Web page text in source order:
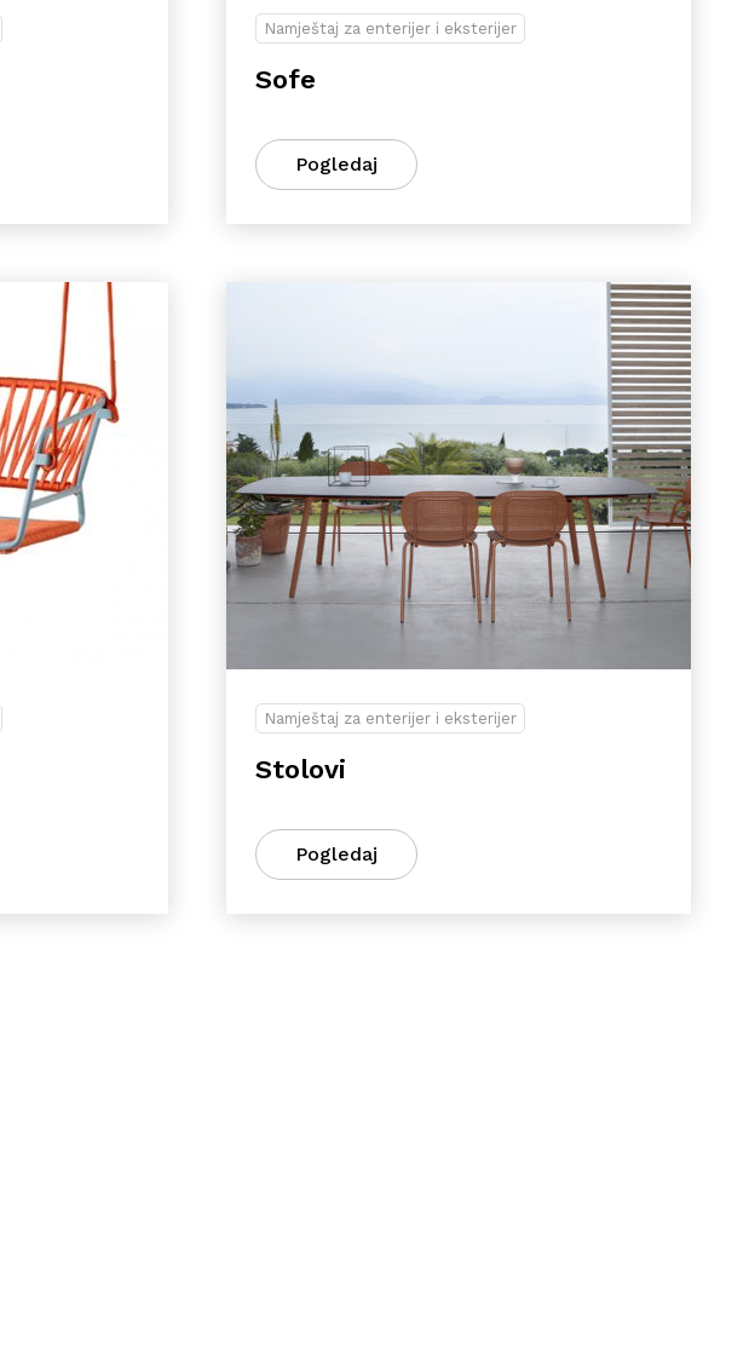
Namještaj za enterijer i eksterijer
Sofe
Pogledaj
Namještaj za enterijer i eksterijer
Stolovi
Pogledaj